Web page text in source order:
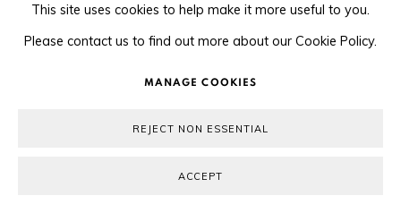
This site uses cookies to help make it more useful to you.
Please contact us to find out more about our Cookie Policy.
MANAGE COOKIES
REJECT NON ESSENTIAL
ACCEPT